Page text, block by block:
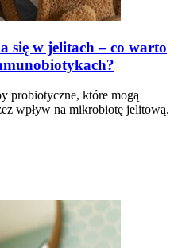
się w jelitach – co warto
probiotyczne, które mogą
wpływ na mikrobiotę jelitową.